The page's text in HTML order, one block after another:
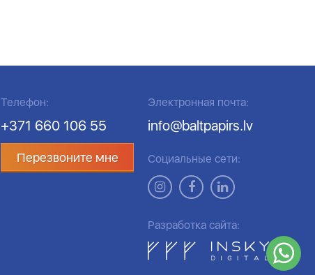
Телефон:
+371 660 106 55
Перезвоните мне
Электронная почта:
info@baltpapirs.lv
Социальные сети:
Разработка сайта: